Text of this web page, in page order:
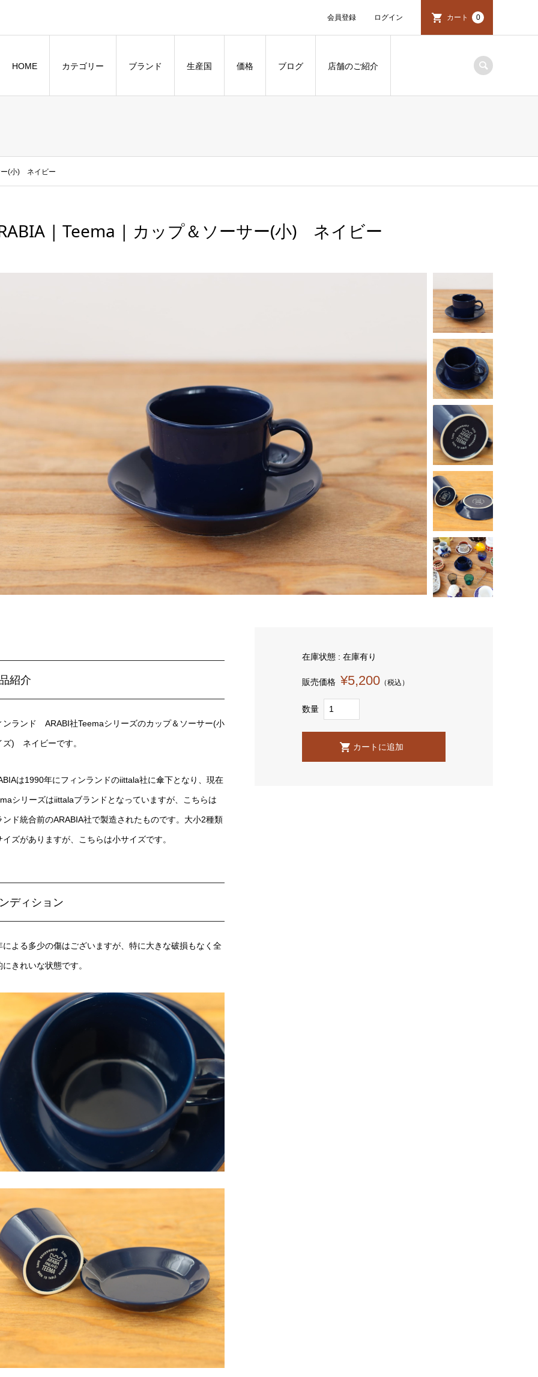
会員登録 ログイン カート 0
HOME カテゴリー ブランド 生産国 価格 ブログ 店舗のご紹介
ー(小) ネイビー
| Teema | カップ＆ソーサー(小) ネイビー
紹介
ンランド ARABI社Teemaシリーズのカップ＆ソーサー(小
ズ) ネイビーです。
は1990年にフィンランドのiittala社に傘下となり、現在
シリーズはiittalaブランドとなっていますが、こちらは
ンド統合前のARABIA社で製造されたものです。大小2種類
イズがありますが、こちらは小サイズです。
ディション
による多少の傷はございますが、特に大きな破損もなく全
にきれいな状態です。
在庫状態 : 在庫有り
販売価格 ¥5,200 （税込）
数量